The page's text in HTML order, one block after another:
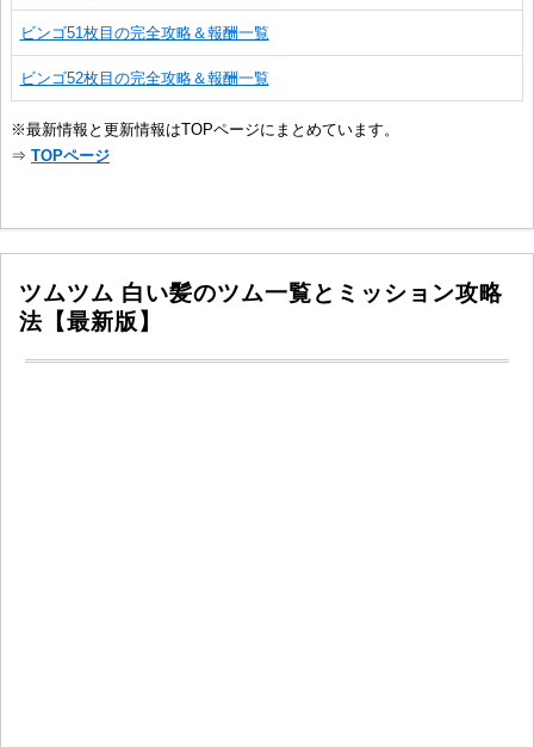
ビンゴ51枚目の完全攻略＆報酬一覧
ビンゴ52枚目の完全攻略＆報酬一覧
※最新情報と更新情報はTOPページにまとめています。
⇒ TOPページ
ツムツム 白い髪のツム一覧とミッション攻略
法【最新版】